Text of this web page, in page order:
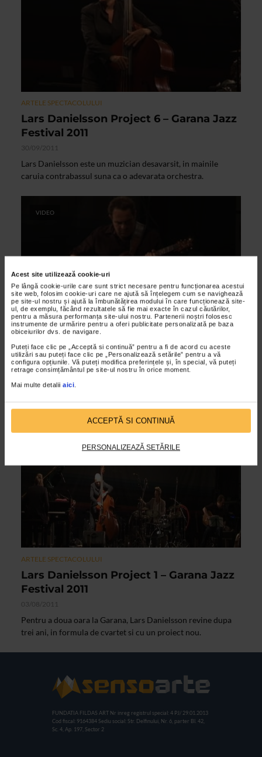
Acest site utilizează cookie-uri
Pe lângă cookie-urile care sunt strict necesare pentru funcționarea acestui
site web, folosim cookie-uri care ne ajută să înțelegem cum se navighează
pe site-ul nostru și ajută la îmbunătățirea modului în care funcționează site-
ul, de exemplu, făcând rezultatele să fie mai exacte în cazul căutărilor,
pentru a măsura performanța site-ului nostru. Partenerii noștri folosesc
instrumente de urmărire pentru a oferi publicitate personalizată pe baza
obiceiurilor dvs. de navigare.
Puteți face clic pe „Acceptă si continuă” pentru a fi de acord cu aceste
utilizări sau puteți face clic pe „Personalizează setările” pentru a vă
configura opțiunile. Vă puteți modifica preferințele și, în special, vă puteți
retrage consimțământul pe site-ul nostru în orice moment.
Mai multe detalii aici.
ACCEPTĂ SI CONTINUĂ
PERSONALIZEAZĂ SETĂRILE
ARTELE SPECTACOLULUI
Lars Danielsson Project 6 – Garana Jazz
Festival 2011
30/09/2011
Lars Danielsson este un muzician desavarsit, in mainile
caruia contrabassul suna ca o adevarata orchestra.
VIDEO
ARTELE SPECTACOLULUI
Lars Danielsson Project 2 – Garana Jazz
Festival 2011
24/08/2011
caruia contrabasul suna ca o adevarata orchestra.
ARTELE SPECTACOLULUI
Lars Danielsson Project 1 – Garana Jazz
Festival 2011
03/08/2011
Pentru a doua oara la Garana, Lars Danielsson revine dupa
trei ani, in formula de cvartet si cu un proiect nou.
FUNDATIA FILDAS ART Nr inreg registrul special: 4 PJ/ 29.01.2013
Cod fiscal: 9164384 Sediu social: Str. Delfinului, Nr. 6, parter Bl. 42,
Sc. 4, Ap. 197, Sector 2